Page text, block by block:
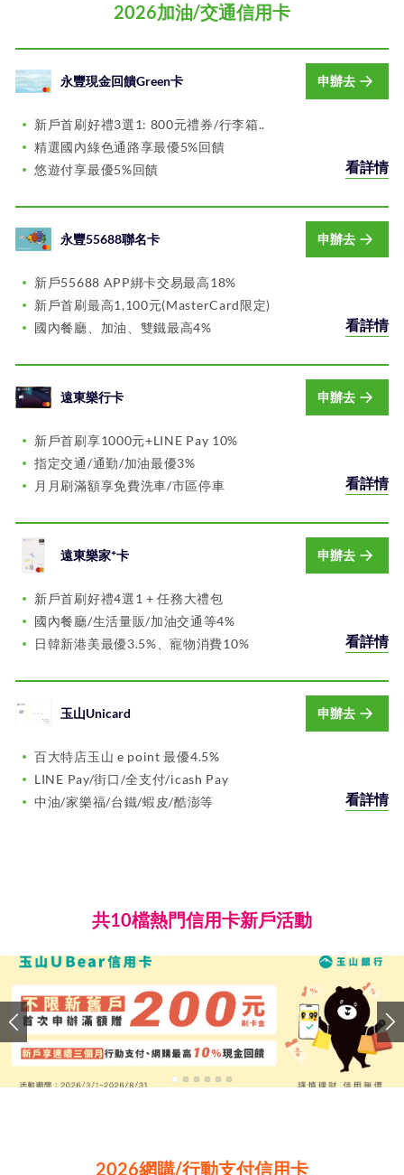
2026加油/交通信用卡
永豐現金回饋Green卡 申辦去
新戶首刷好禮3選1: 800元禮券/行李箱..
精選國內綠色通路享最優5%回饋
悠遊付享最優5%回饋
看詳情
永豐55688聯名卡 申辦去
新戶55688 APP綁卡交易最高18%
新戶首刷最高1,100元(MasterCard限定)
國內餐廳、加油、雙鐵最高4%
看詳情
遠東樂行卡 申辦去
新戶首刷享1000元+LINE Pay 10%
指定交通/通勤/加油最優3%
月月刷滿額享免費洗車/市區停車
看詳情
遠東樂家⁺卡 申辦去
新戶首刷好禮4選1 + 任務大禮包
國內餐廳/生活量販/加油交通等4%
日韓新港美最優3.5%、寵物消費10%
看詳情
玉山Unicard 申辦去
百大特店玉山 e point 最優4.5%
LINE Pay/街口/全支付/icash Pay
中油/家樂福/台鐵/蝦皮/酷澎等
看詳情
共10檔熱門信用卡新戶活動
2026網購/行動支付信用卡